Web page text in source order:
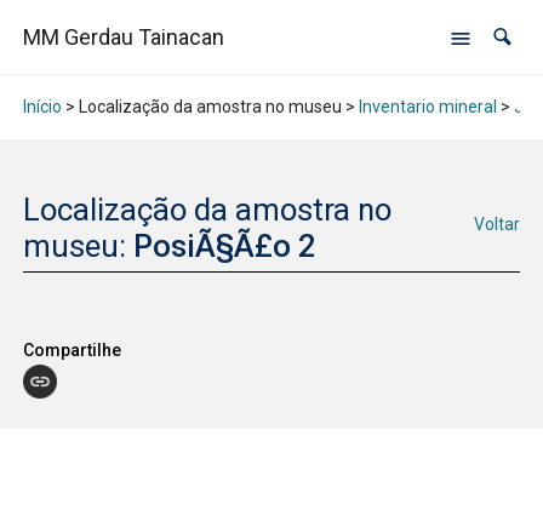
MM Gerdau Tainacan
Início > Localização da amostra no museu > Inventario mineral >
Localização da amostra no
museu: PosiÃ§Ã£o 2
Voltar
Compartilhe